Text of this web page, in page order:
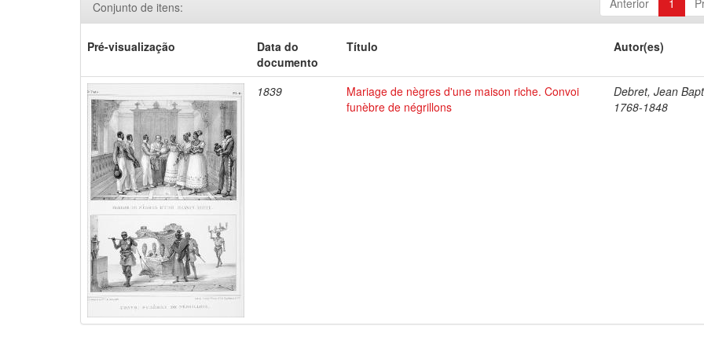
Anterior 1
Conjunto de itens:
Pré-visualização
Data do
documento
Título Autor(es)
1839
Mariage de nègres d'une maison riche. Convoi
funèbre de négrillons
Debret, Jean
1768-1848